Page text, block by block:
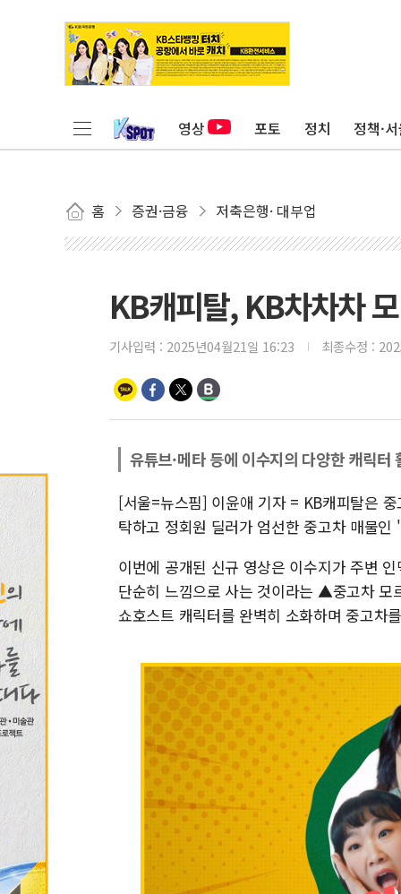
영상 포토 정치 정책·
홈 증권·금융 저축은행· 대부업
KB캐피탈, KB차차차
기사입력 : 2025년04월21일 16:23 최종수정 :
유튜브·메타 등에 이수지의 다양한 캐릭터
[서울=뉴스핌] 이윤애 기자 = KB캐피탈은
탁하고 정회원 딜러가 엄선한 중고차 매물
이번에 공개된 신규 영상은 이수지가 주변
단순히 느낌으로 사는 것이라는 ▲중고차
쇼호스트 캐릭터를 완벽히 소화하며 중고차